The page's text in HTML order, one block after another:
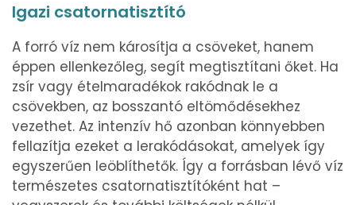
Igazi csatornatisztító
A forró víz nem károsítja a csöveket, hanem
éppen ellenkezőleg, segít megtisztítani őket. Ha
zsír vagy ételmaradékok rakódnak le a
csövekben, az bosszantó eltömődésekhez
vezethet. Az intenzív hő azonban könnyebben
fellazítja ezeket a lerakódásokat, amelyek így
egyszerűen leöblíthetők. Így a forrásban lévő víz
természetes csatornatisztítóként hat –